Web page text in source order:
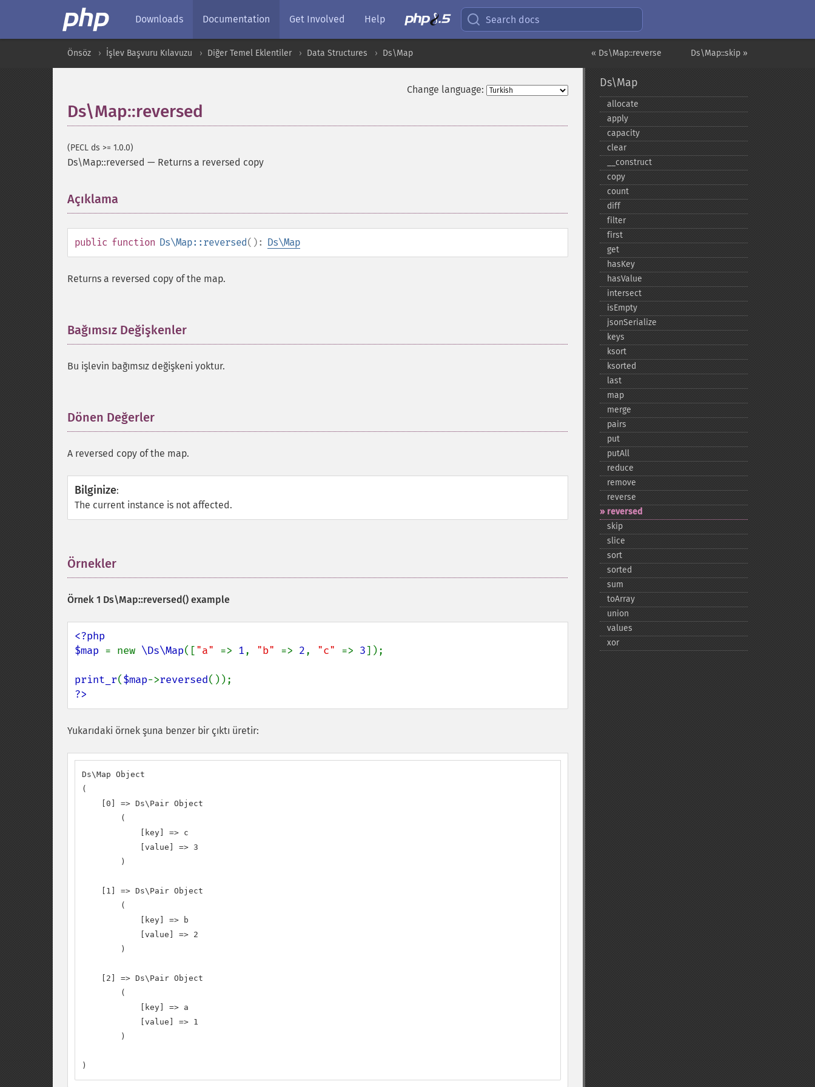
Downloads Documentation Get Involved Help Search docs
Ds\Map::skip »
« Ds\Map::reverse
Önsöz İşlev Başvuru Kılavuzu Diğer Temel Eklentiler Data Structures Ds\Map
Change language:
Ds\Map::reversed
(PECL ds >= 1.0.0)
Ds\Map::reversed — Returns a reversed copy
Açıklama
public function Ds\Map::reversed(): Ds\Map
Returns a reversed copy of the map.
Bağımsız Değişkenler
Bu işlevin bağımsız değişkeni yoktur.
Dönen Değerler
A reversed copy of the map.
Bilginize:
The current instance is not affected.
Örnekler
Örnek 1 Ds\Map::reversed() example
<?php
$map = new \Ds\Map(["a" => 1, "b" => 2, "c" => 3]);
print_r($map->reversed
?>
Yukarıdaki örnek şuna benzer bir çıktı üretir:
Ds\Map Object
(
    [0] => Ds\Pair Object
        (
            [key] => c
            [value] => 3
        )
    [1] => Ds\Pair Object
        (
            [key] => b
            [value] => 2
        )
    [2] => Ds\Pair Object
        (
            [key] => a
            [value] => 1
        )
)
Ds\Map
allocate
apply
capacity
clear
_​_​construct
copy
count
diff
filter
first
get
hasKey
hasValue
intersect
isEmpty
jsonSerialize
keys
ksort
ksorted
last
map
merge
pairs
put
putAll
reduce
remove
reverse
reversed
skip
slice
sort
sorted
sum
toArray
union
values
xor